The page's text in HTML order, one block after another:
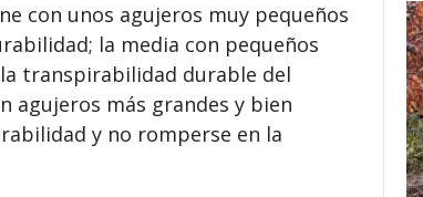
con unos agujeros muy pequeños
la media con pequeños
transpirabilidad durable del
agujeros más grandes y bien
y no romperse en la